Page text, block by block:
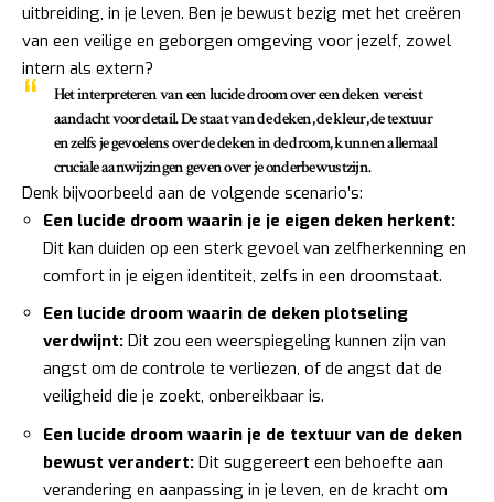
uitbreiding, in je leven. Ben je bewust bezig met het creëren
van een veilige en geborgen omgeving voor jezelf, zowel
intern als extern?
Het interpreteren van een lucide droom over een deken vereist
aandacht voor detail. De staat van de deken, de kleur, de textuur
en zelfs je gevoelens over de deken in de droom, kunnen allemaal
cruciale aanwijzingen geven over je onderbewustzijn.
Denk bijvoorbeeld aan de volgende scenario’s:
Een lucide droom waarin je je eigen deken herkent:
Dit kan duiden op een sterk gevoel van zelfherkenning en
comfort in je eigen identiteit, zelfs in een droomstaat.
Een lucide droom waarin de deken plotseling
verdwijnt: Dit zou een weerspiegeling kunnen zijn van
angst om de controle te verliezen, of de angst dat de
veiligheid die je zoekt, onbereikbaar is.
Een lucide droom waarin je de textuur van de deken
bewust verandert: Dit suggereert een behoefte aan
verandering en aanpassing in je leven, en de kracht om